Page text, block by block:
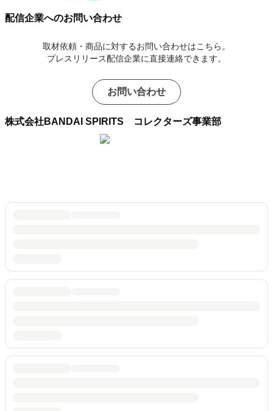
配信企業へのお問い合わせ
取材依頼・商品に対するお問い合わせはこちら。
プレスリリース配信企業に直接連絡できます。
お問い合わせ
株式会社BANDAI SPIRITS コレクターズ事業部